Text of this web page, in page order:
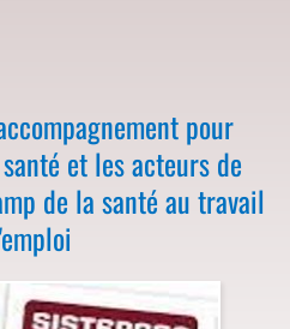
pour
et les acteurs de
de la santé au travail